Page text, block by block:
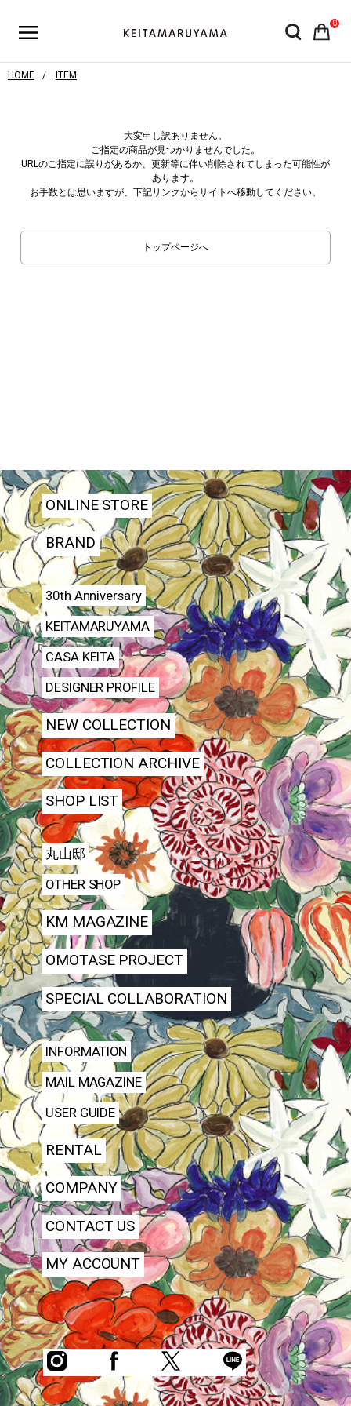
0
HOME ITEM
大変申し訳ありません。
ご指定の商品が見つかりませんでした。
URLのご指定に誤りがあるか、更新等に伴い削除されてしまった可能性が
あります。
お手数とは思いますが、下記リンクからサイトへ移動してください。
トップページへ
ONLINE STORE
BRAND
30th Anniversary
KEITAMARUYAMA
CASA KEITA
DESIGNER PROFILE
NEW COLLECTION
COLLECTION ARCHIVE
SHOP LIST
丸山邸
OTHER SHOP
KM MAGAZINE
OMOTASE PROJECT
SPECIAL COLLABORATION
INFORMATION
MAIL MAGAZINE
USER GUIDE
RENTAL
COMPANY
CONTACT US
MY ACCOUNT